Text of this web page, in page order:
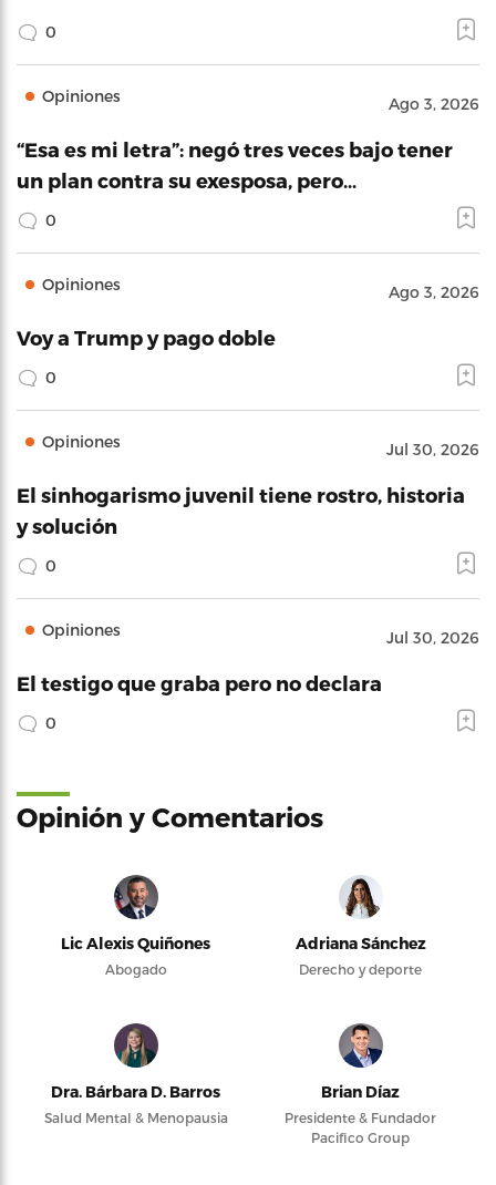
0
Opiniones Ago 3, 2026
“Esa es mi letra”: negó tres veces bajo tener
un plan contra su exesposa, pero…
0
Opiniones Ago 3, 2026
Voy a Trump y pago doble
0
Opiniones Jul 30, 2026
El sinhogarismo juvenil tiene rostro, historia
y solución
0
Opiniones Jul 30, 2026
El testigo que graba pero no declara
0
Opinión y Comentarios
Lic Alexis Quiñones
Abogado
Adriana Sánchez
Derecho y deporte
Dra. Bárbara D. Barros
Salud Mental & Menopausia
Brian Díaz
Presidente & Fundador
Pacifico Group